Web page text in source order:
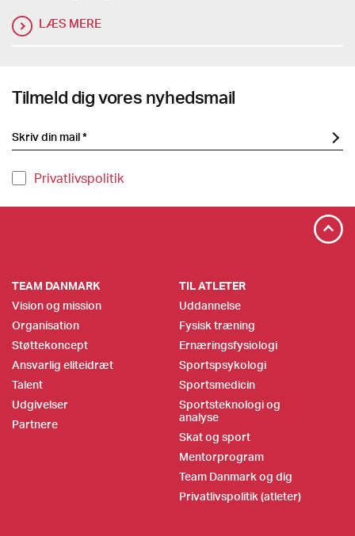
LÆS MERE
Tilmeld dig vores nyhedsmail
Privatlivspolitik
TEAM DANMARK
Vision og mission
Organisation
Støttekoncept
Ansvarlig eliteidræt
Talent
Udgivelser
Partnere
TIL ATLETER
Uddannelse
Fysisk træning
Ernæringsfysiologi
Sportspsykologi
Sportsmedicin
Sportsteknologi og
analyse
Skat og sport
Mentorprogram
Team Danmark og dig
Privatlivspolitik (atleter)